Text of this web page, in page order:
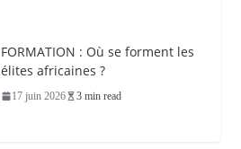
FORMATION : Où se forment les
élites africaines ?
17 juin 2026 3 min read